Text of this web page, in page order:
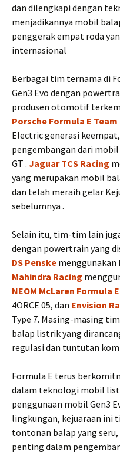
dan dilengkapi dengan
menjadikannya mobil
penggerak empat roda
internasional
Berbagai tim ternama di
Gen3 Evo dengan
produsen otomotif
Porsche Formula E Team
Electric generasi
pengembangan dari
GT . Jaguar TCS Racing
yang merupakan mobil
dan telah meraih gelar
sebelumnya .
Selain itu, tim-tim lain
dengan powertrain yang
DS Penske menggunakan
Mahindra Racing
NEOM McLaren Formula
4ORCE 05, dan Envision
Type 7. Masing-masing
balap listrik yang
regulasi dan tuntutan
Formula E terus
dalam teknologi mobil
penggunaan mobil Gen3
lingkungan, kejuaraan ini
tontonan balap yang
penting dalam